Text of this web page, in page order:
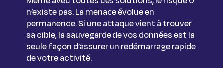
n’existe pas. La menace évolue en
permanence. Si une attaque vient à trouver
sa cible, la sauvegarde de vos données est la
seule façon d’assurer un redémarrage rapide
de votre activité.